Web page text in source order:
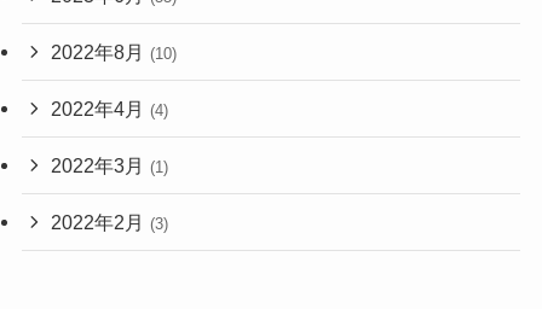
2022年8月 (10)
2022年4月 (4)
2022年3月 (1)
2022年2月 (3)